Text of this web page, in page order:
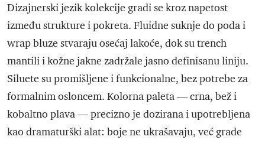
Dizajnerski jezik kolekcije gradi se kroz napetost
između strukture i pokreta. Fluidne suknje do poda i
wrap bluze stvaraju osećaj lakoće, dok su trench
mantili i kožne jakne zadržale jasno definisanu liniju.
Siluete su promišljene i funkcionalne, bez potrebe za
formalnim osloncem. Kolorna paleta — crna, bež i
kobaltno plava — precizno je dozirana i upotrebljena
kao dramaturški alat: boje ne ukrašavaju, već grade